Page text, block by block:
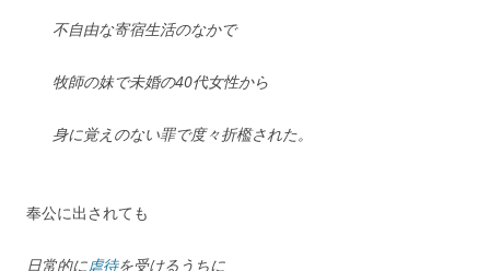
不自由な寄宿生活のなかで
牧師の妹で未婚の40代女性から
身に覚えのない罪で度々折檻された。
奉公に出されても
日常的に虐待を受けるうちに